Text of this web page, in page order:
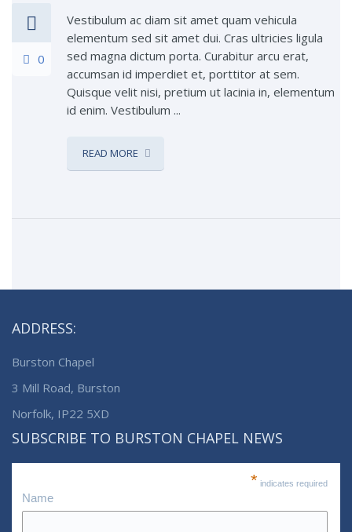
0
Vestibulum ac diam sit amet quam vehicula
elementum sed sit amet dui. Cras ultricies ligula
sed magna dictum porta. Curabitur arcu erat,
accumsan id imperdiet et, porttitor at sem.
Quisque velit nisi, pretium ut lacinia in, elementum
id enim. Vestibulum ...
READ MORE
ADDRESS:
Burston Chapel
3 Mill Road, Burston
Norfolk, IP22 5XD
SUBSCRIBE TO BURSTON CHAPEL NEWS
* indicates required
Name